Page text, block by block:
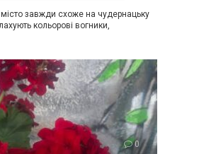
місто завжди схоже на чудернацьку
кольорові вогники,
0